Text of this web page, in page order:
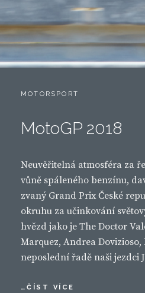
CATEGORIES:
MOTORSPORT
MotoGP 2018
Neuvěřitelná atmosféra za
vůně spáleného benzínu,
zvaný Grand Prix České
okruhu za učinkování
hvězd jako je The Doctor
Marquez, Andrea
neposlední řadě naši jezdci
…ČÍST VÍCE